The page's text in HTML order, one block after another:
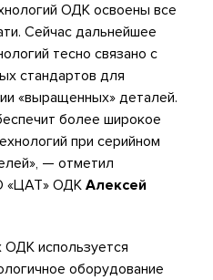
ОДК освоены все
Сейчас дальнейшее
тесно связано с
стандартов для
«выращенных» деталей.
более широкое
при серийном
— отметил
«ЦАТ» ОДК Алексей
используется
оборудование